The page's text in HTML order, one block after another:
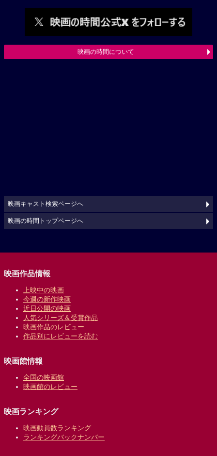
映画の時間について
映画キャスト検索ページへ
映画の時間トップページへ
映画作品情報
上映中の映画
今週の新作映画
近日公開の映画
人気シリーズ＆受賞作品
映画作品のレビュー
作品別にレビューを読む
映画館情報
全国の映画館
映画館のレビュー
映画ランキング
映画動員数ランキング
ランキングバックナンバー